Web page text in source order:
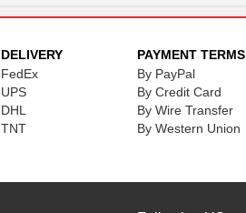
DELIVERY
FedEx
UPS
DHL
TNT
PAYMENT TERMS
By PayPal
By Credit Card
By Wire Transfer
By Western Union